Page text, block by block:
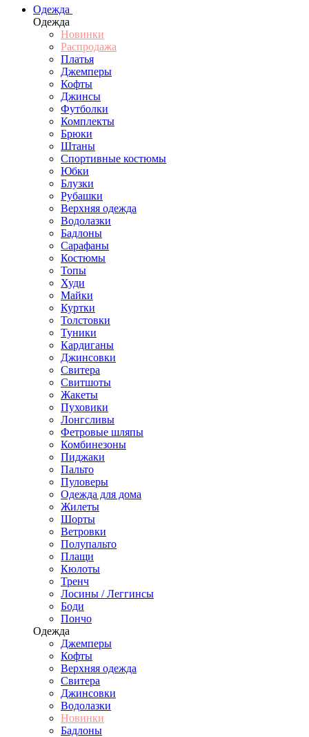
Одежда
Одежда
Новинки
Распродажа
Платья
Джемперы
Кофты
Джинсы
Футболки
Комплекты
Брюки
Штаны
Спортивные костюмы
Юбки
Блузки
Рубашки
Верхняя одежда
Водолазки
Бадлоны
Сарафаны
Костюмы
Топы
Худи
Майки
Куртки
Толстовки
Туники
Кардиганы
Джинсовки
Свитера
Свитшоты
Жакеты
Пуховики
Лонгсливы
Фетровые шляпы
Комбинезоны
Пиджаки
Пальто
Пуловеры
Одежда для дома
Жилеты
Шорты
Ветровки
Полупальто
Плащи
Кюлоты
Тренч
Лосины / Леггинсы
Боди
Пончо
Одежда
Джемперы
Кофты
Верхняя одежда
Свитера
Джинсовки
Водолазки
Новинки
Бадлоны